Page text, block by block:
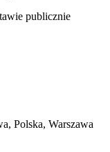
publicznie
Polska, Warszawa